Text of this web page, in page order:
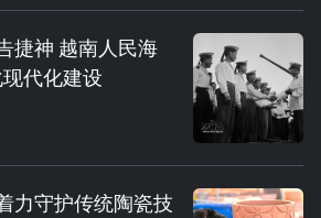
捷神 越南人民海
代化建设
力守护传统陶瓷技